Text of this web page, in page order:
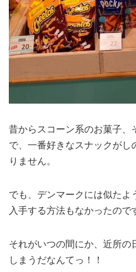
昔からスコーン系のお菓子、
で、一番好きなスナックが
りません。
でも、デンマークには似た
入手する方法もなかったので
それがいつの間にか、近所
しまうだなんてっ！！